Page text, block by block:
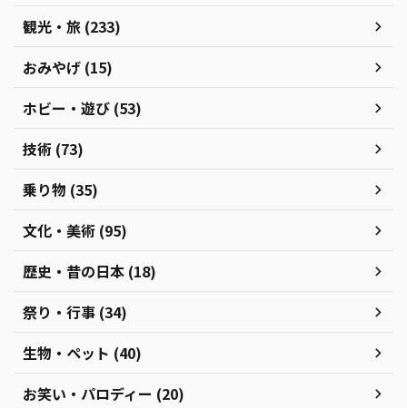
観光・旅 (233)
おみやげ (15)
ホビー・遊び (53)
技術 (73)
乗り物 (35)
文化・美術 (95)
歴史・昔の日本 (18)
祭り・行事 (34)
生物・ペット (40)
お笑い・パロディー (20)